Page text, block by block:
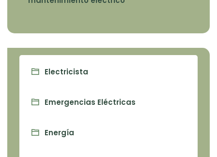
Electricista
Emergencias Eléctricas
Energía